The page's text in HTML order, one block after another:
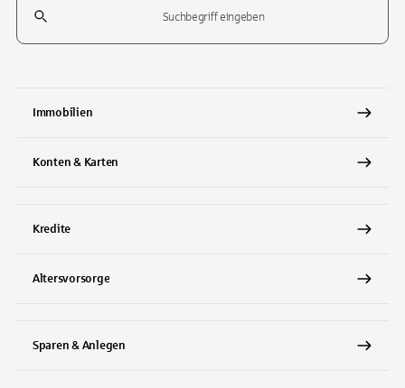
Immobilien
Konten & Karten
Kredite
Altersvorsorge
Sparen & Anlegen